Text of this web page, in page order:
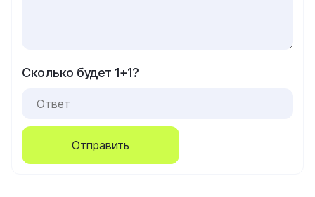
Сколько будет 1+1?
Отправить